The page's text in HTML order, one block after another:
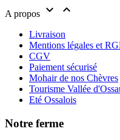
A propos  
Livraison
Mentions légales et
CGV
Paiement sécurisé
Mohair de nos Chèvres
Tourisme Vallée
Eté Ossalois
Notre ferme